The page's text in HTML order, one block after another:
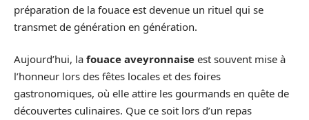
préparation de la fouace est devenue un rituel qui se
transmet de génération en génération.
Aujourd’hui, la fouace aveyronnaise est souvent mise à
l’honneur lors des fêtes locales et des foires
gastronomiques, où elle attire les gourmands en quête de
découvertes culinaires. Que ce soit lors d’un repas